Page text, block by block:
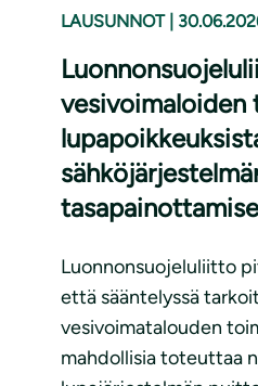
LAUSUNNOT
vesivoimaloiden
Luonnonsuojeluliitto
että sääntelyssä
vesivoimatalouden
mahdollisia toteuttaa